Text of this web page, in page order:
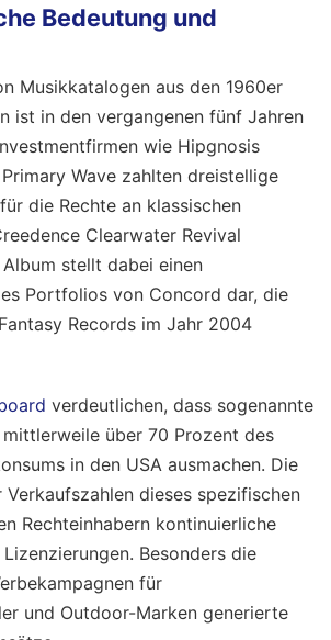
Bedeutung und
Musikkatalogen aus den 1960er
ist in den vergangenen fünf Jahren
wie Hipgnosis
Wave zahlten dreistellige
die Rechte an klassischen
Clearwater Revival
stellt dabei einen
Portfolios von Concord dar, die
Records im Jahr 2004
verdeutlichen, dass sogenannte
über 70 Prozent des
in den USA ausmachen. Die
dieses spezifischen
Rechteinhabern kontinuierliche
Besonders die
für
und Outdoor-Marken generierte